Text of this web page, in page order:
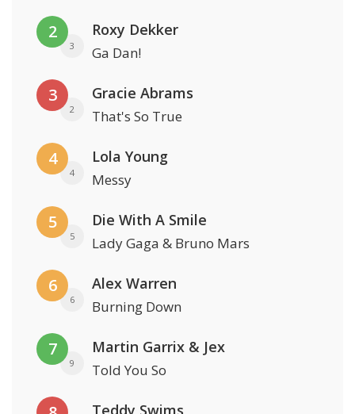
2
3
Roxy Dekker
Ga Dan!
3
2
Gracie Abrams
That's So True
4
4
Lola Young
Messy
5
5
Die With A Smile
Lady Gaga & Bruno Mars
6
6
Alex Warren
Burning Down
7
9
Martin Garrix & Jex
Told You So